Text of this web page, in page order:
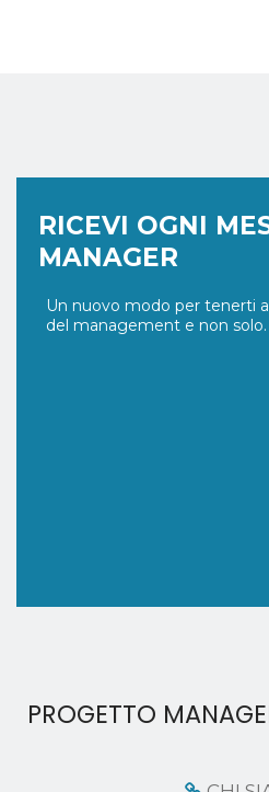
RICEVI OGNI
MANAGER
Un nuovo modo per tenerti
del management e non solo.
PROGETTO